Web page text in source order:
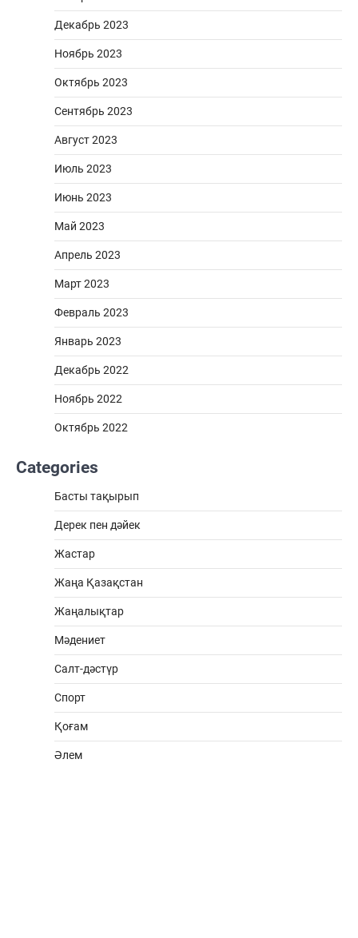
Декабрь 2023
Ноябрь 2023
Октябрь 2023
Сентябрь 2023
Август 2023
Июль 2023
Июнь 2023
Май 2023
Апрель 2023
Март 2023
Февраль 2023
Январь 2023
Декабрь 2022
Ноябрь 2022
Октябрь 2022
Categories
Басты тақырып
Дерек пен дәйек
Жастар
Жаңа Қазақстан
Жаңалықтар
Мәдениет
Салт-дәстүр
Спорт
Қоғам
Әлем